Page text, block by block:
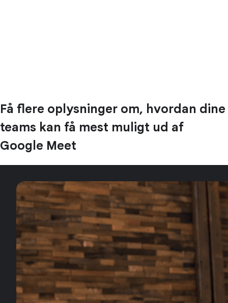
Få flere oplysninger om, hvordan dine
teams kan få mest muligt ud af
Google Meet